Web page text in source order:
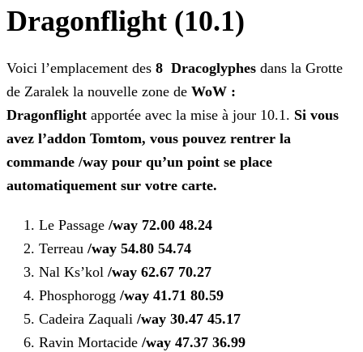
Dragonflight (10.1)
Voici l’emplacement des 8 Dracoglyphes dans la Grotte
de Zaralek la nouvelle zone de WoW :
Dragonflight apportée avec la mise à jour 10.1. Si vous
avez l’addon Tomtom, vous pouvez rentrer la
commande /way pour qu’un point se place
automatiquement sur votre carte.
Le Passage /way 72.00 48.24
Terreau /way 54.80 54.74
Nal Ks’kol /way 62.67 70.27
Phosphorogg /way 41.71 80.59
Cadeira Zaquali /way 30.47 45.17
Ravin Mortacide /way 47.37 36.99